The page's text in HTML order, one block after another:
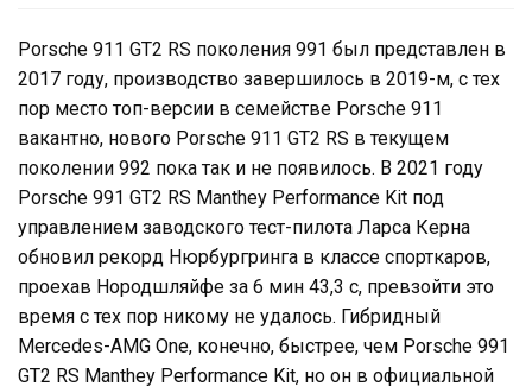
Porsche 911 GT2 RS поколения 991 был представлен в
2017 году, производство завершилось в 2019-м, с тех
пор место топ-версии в семействе Porsche 911
вакантно, нового Porsche 911 GT2 RS в текущем
поколении 992 пока так и не появилось. В 2021 году
Porsche 991 GT2 RS Manthey Performance Kit под
управлением заводского тест-пилота Ларса Керна
обновил рекорд Нюрбургринга в классе спорткаров,
проехав Нородшляйфе за 6 мин 43,3 с, превзойти это
время с тех пор никому не удалось. Гибридный
Mercedes-AMG One, конечно, быстрее, чем Porsche 991
GT2 RS Manthey Performance Kit, но он в официальной